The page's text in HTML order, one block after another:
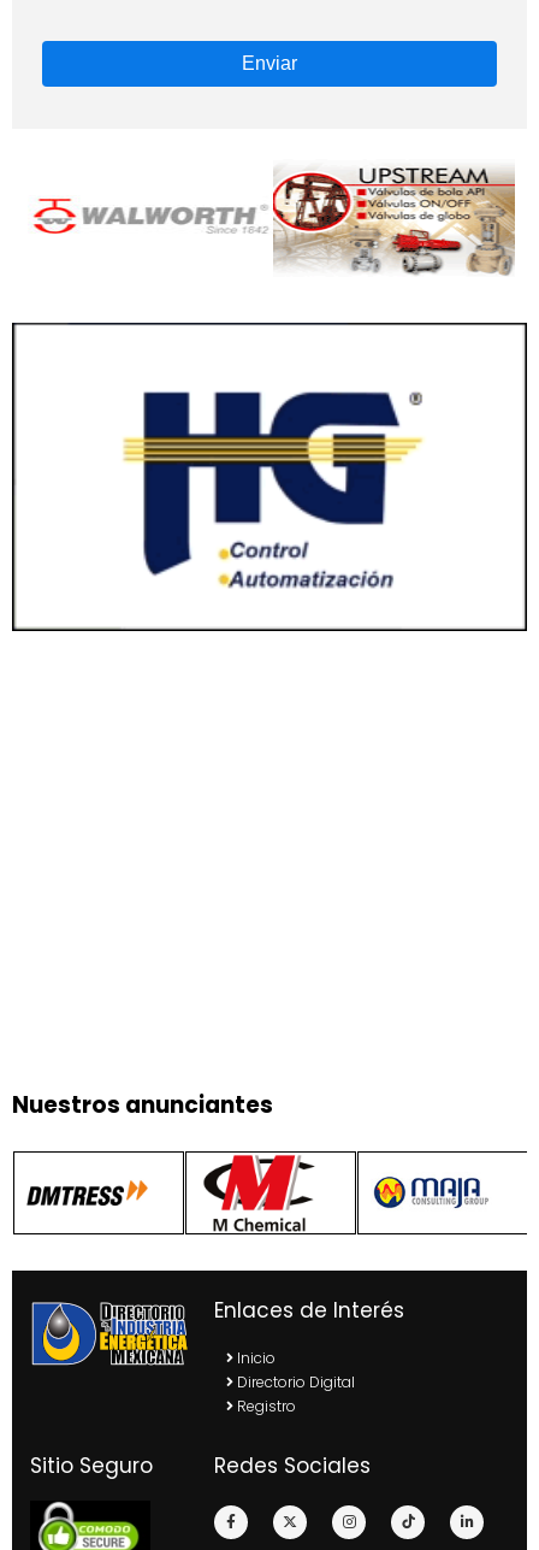
Enviar
Nuestros anunciantes
Enlaces de Interés
Inicio
Directorio Digital
Registro
Sitio Seguro Redes Sociales